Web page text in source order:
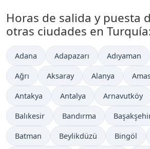
Horas de salida y puesta
otras ciudades en
Adana Adapazarı Adıyaman
Ağrı Aksaray Alanya
Antakya Antalya Arnavutköy
Balıkesir Bandırma
Batman Beylikdüzü Bingöl